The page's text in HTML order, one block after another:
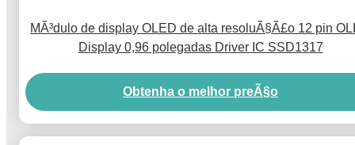
MÃ³dulo de display OLED de alta resoluÃ§Ã£o 12 pin
Display 0,96 polegadas Driver IC SSD1317
Obtenha o melhor preÃ§o